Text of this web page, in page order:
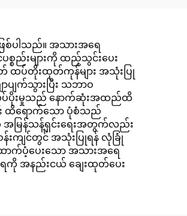
၉၉.၉% ဖြင့်။
ပါသည်။ အသားအရေ
စည်းများကို ထည့်သွင်းပေး
တ် ထပ်တိုးထုတ်ကုန်များ အသုံးပြု
ပျက်သွားပြီး သဘာဝ
ထုပ်ပိုးမှုသည် နောက်ဆုံးအထည်ထိ
ထိရောက်သော ပုံစံသည်
အမြန်သန့်ရှင်းရေးအတွက်လည်း
းကျင်တွင် အသုံးပြုရန် လုံခြုံ
ောက်ပံ့ပေးသော အသားအရေ
ေကို အနည်းငယ် ချေးထုတ်ပေး